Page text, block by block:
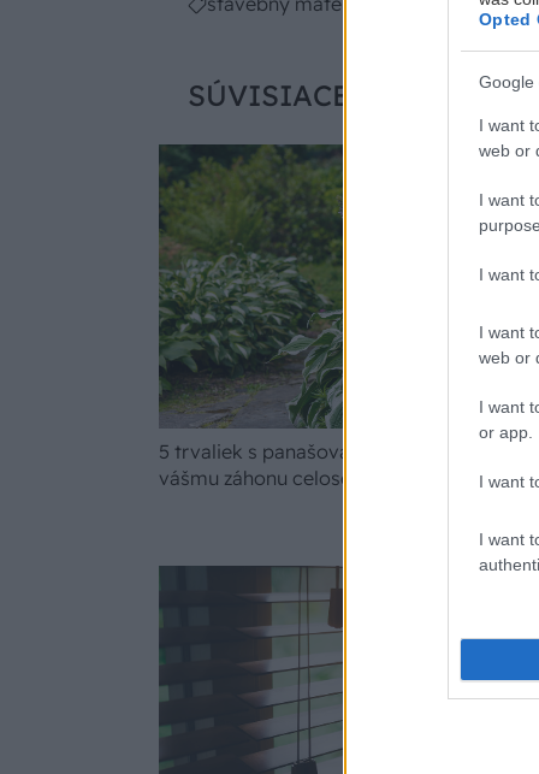
Opted
Google
I want
web or
I want
I want
I want
web or
I want
or app.
I want
I want
SÚVISIACE
5 trvaliek s panašovanými listami, ktoré
vášmu záhonu celosezónny šmrnc